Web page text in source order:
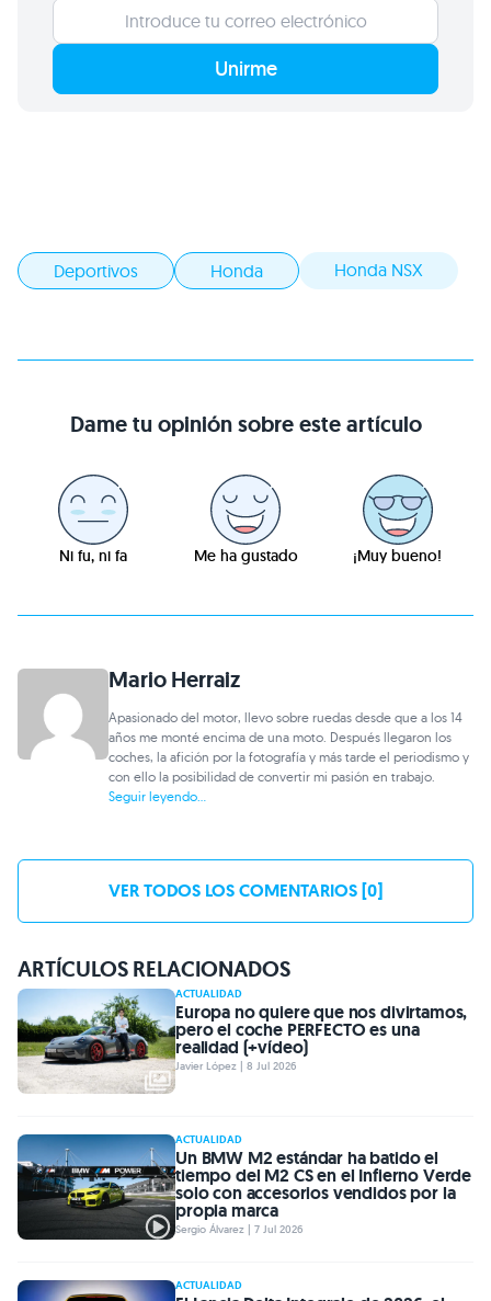
Unirme
Deportivos Honda Honda NSX
Dame tu opinión sobre este artículo
Ni fu, ni fa Me ha gustado ¡Muy bueno!
Mario Herraiz
Apasionado del motor, llevo sobre ruedas desde que a los 14
años me monté encima de una moto. Después llegaron los
coches, la afición por la fotografía y más tarde el periodismo y
con ello la posibilidad de convertir mi pasión en trabajo.
Seguir leyendo...
VER TODOS LOS COMENTARIOS [0]
ARTÍCULOS RELACIONADOS
ACTUALIDAD
Europa no quiere que nos divirtamos,
pero el coche PERFECTO es una
realidad (+vídeo)
Javier López | 8 Jul 2026
ACTUALIDAD
Un BMW M2 estándar ha batido el
tiempo del M2 CS en el Infierno Verde
solo con accesorios vendidos por la
propia marca
Sergio Álvarez | 7 Jul 2026
ACTUALIDAD